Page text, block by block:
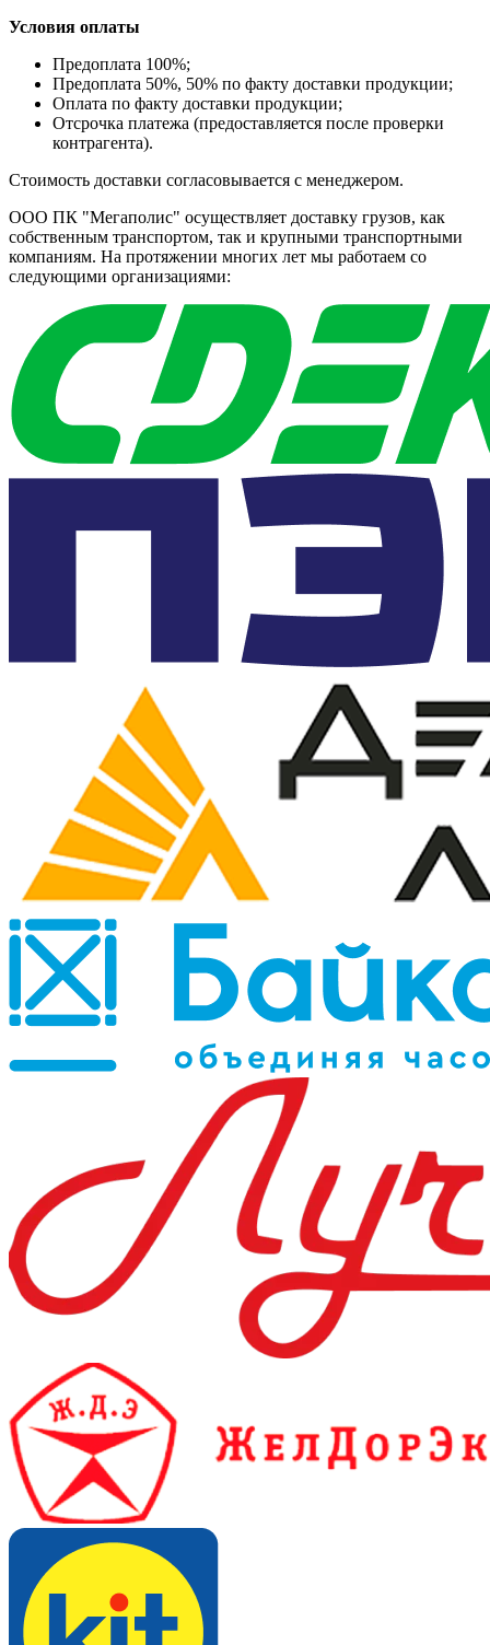
Условия оплаты
Предоплата 100%;
Предоплата 50%, 50% по факту доставки продукции;
Оплата по факту доставки продукции;
Отсрочка платежа (предоставляется после проверки
контрагента).
Стоимость доставки согласовывается с менеджером.
ООО ПК "Мегаполис" осуществляет доставку грузов, как
собственным транспортом, так и крупными транспортными
компаниям. На протяжении многих лет мы работаем со
следующими организациями: